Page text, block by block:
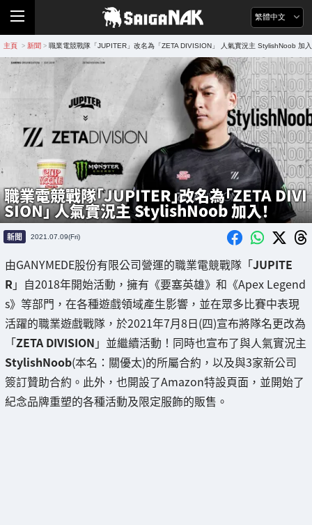
繁體中文
主頁 > 新聞 > 職業電競戰隊「JUPITER」改名為「ZETA DIVISION」 人氣實況主 StylishNoob 加
職業電競戰隊「JUPITER」改名為「ZETA DIVI
SION」 人氣實況主 StylishNoob 加入！
新聞 2021.07.09(Fri)
由GANYMEDE股份有限公司營運的職業電競戰隊「JUPITE
R 」自2018年開始活動，擁有《要塞英雄》和《Apex Legend
s》等部門，在各種遊戲領域產生影響，並在眾多比賽中表現
活躍的職業遊戲戰隊，於2021年7月8日(四)宣布將隊名更改為
「ZETA DIVISION 」並繼續活動！同時也宣布了與人氣實況主
StylishNoob(本名：關優太)的所屬合約，以及與3家新公司
簽訂贊助合約。此外，也開設了Amazon特設頁面，並開始了
紀念品牌重塑的各種活動及限定服飾的販售。